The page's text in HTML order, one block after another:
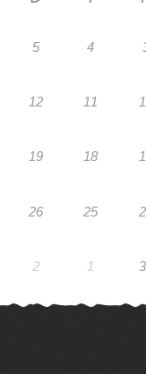
4
5
11
12
18
19
25
26
1
2